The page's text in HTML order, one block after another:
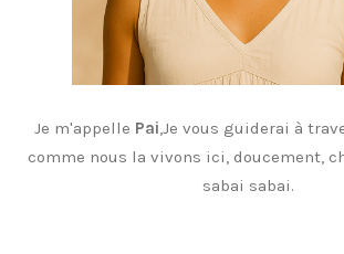
Je m'appelle Pai,Je vous guiderai à
comme nous la vivons ici, doucement,
sabai sabai.